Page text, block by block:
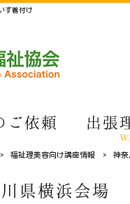
す着付け
ご依頼 出張
> 福祉理美容向け講座情報 > 神
川県横浜会